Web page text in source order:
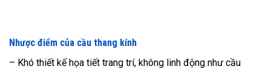
Nhược điểm của cầu thang kính
– Khó thiết kế họa tiết trang trí, không linh động như cầu